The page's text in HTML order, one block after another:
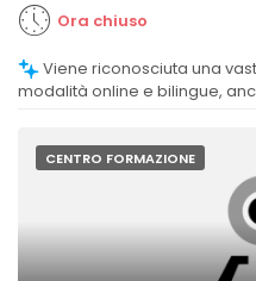
Ora chiuso
modalità online e bilingue,
CENTRO FORMAZIONE